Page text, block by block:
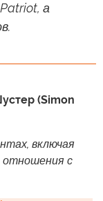
а
(Simon
включая
отношения с